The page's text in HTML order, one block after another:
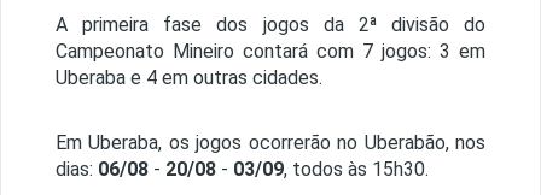
A primeira fase dos jogos da 2ª divisão do
Campeonato Mineiro contará com 7 jogos: 3 em
Uberaba e 4 em outras cidades.
Em Uberaba, os jogos ocorrerão no Uberabão, nos
dias: 06/08- 20/08- 03/09, todos às 15h30.